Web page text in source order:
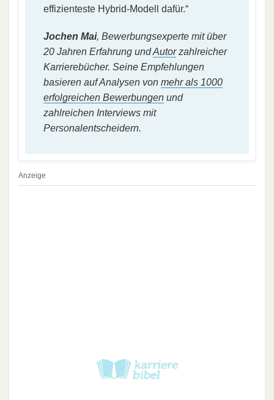
effizienteste Hybrid-Modell dafür.“
Jochen Mai, Bewerbungsexperte mit über
20 Jahren Erfahrung undAutorzahlreicher
Karrierebücher. Seine Empfehlungen
basieren auf Analysen von mehr als 1000
erfolgreichen Bewerbungen und
zahlreichen Interviews mit
Personalentscheidern.
Anzeige